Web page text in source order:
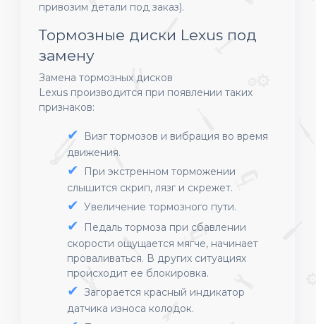
привозим детали под заказ).
Тормозные диски Lexus под
замену
Замена тормозных дисков
Lexus производится при появлении таких
признаков:
Визг тормозов и вибрация во время
движения.
При экстренном торможении
слышится скрип, лязг и скрежет.
Увеличение тормозного пути.
Педаль тормоза при сбавлении
скорости ощущается мягче, начинает
проваливаться. В других ситуациях
происходит ее блокировка.
Загорается красный индикатор
датчика износа колодок.